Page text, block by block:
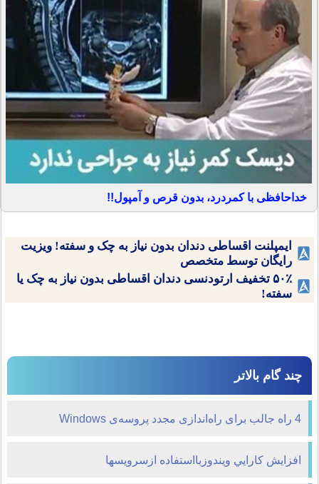
خداحافظی با کمردرد، بدون قرص و آمپول!!
ایمپلنت اقساطی دندان بدون نیاز به چک و سفته! ویزیت
رایگان توسط متخصص
۵۰٪ تخفیف ارتودنسی دندان اقساطی بدون نیاز به چک یا
سفته!
چند گام بالاتر
4 راه جالب برای راه‌اندازی مجدد پروسه‌ی Windows
افزايش كارايي ويندوزبااستفاده ازسرويسها